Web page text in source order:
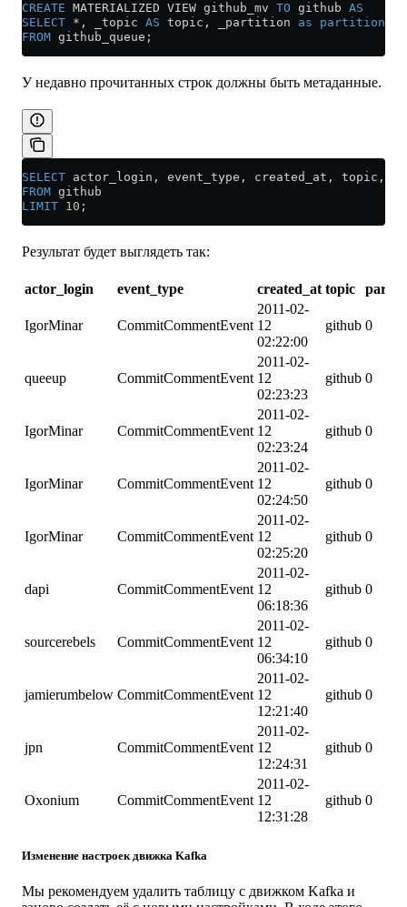
CREATE MATERIALIZED VIEW github_mv TO github AS
SELECT * , _topic AS topic, _partition as partition
FROM github_queue;
У недавно прочитанных строк должны быть метаданные.
SELECT actor_login, event_type, created_at, topic,
FROM github
LIMIT 10 ;
Результат будет выглядеть так:
actor_login event_type created_at topic
IgorMinar CommitCommentEvent
2011-02-
12
02:22:00
github 0
queeup CommitCommentEvent
2011-02-
12
02:23:23
github 0
IgorMinar CommitCommentEvent
2011-02-
12
02:23:24
github 0
IgorMinar CommitCommentEvent
2011-02-
12
02:24:50
github 0
IgorMinar CommitCommentEvent
2011-02-
12
02:25:20
github 0
dapi CommitCommentEvent
2011-02-
12
06:18:36
github 0
sourcerebels CommitCommentEvent
2011-02-
12
06:34:10
github 0
jamierumbelow CommitCommentEvent
2011-02-
12
12:21:40
github 0
jpn CommitCommentEvent
2011-02-
12
12:24:31
github 0
Oxonium CommitCommentEvent
2011-02-
12
12:31:28
github 0
Изменение настроек движка Kafka
Мы рекомендуем удалить таблицу с движком Kafka и